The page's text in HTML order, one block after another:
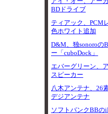
BDドライブ
ティアック、PCM
色ホワイト追加
D&M、独sonoroの
ー「cuboDock」
エバーグリーン、
スピーカー
八木アンテナ、26
デジアンテナ
ソフトバンクBBの